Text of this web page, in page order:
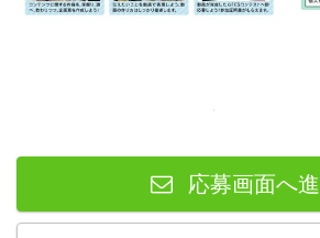
ません。
応募画面へ